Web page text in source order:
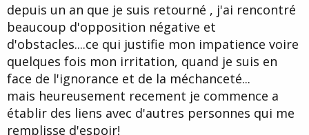
depuis un an que je suis retourné , j'ai rencontré
beaucoup d'opposition négative et
d'obstacles....ce qui justifie mon impatience voire
quelques fois mon irritation, quand je suis en
face de l'ignorance et de la méchanceté...
mais heureusement recement je commence a
établir des liens avec d'autres personnes qui me
remplisse d'espoir!